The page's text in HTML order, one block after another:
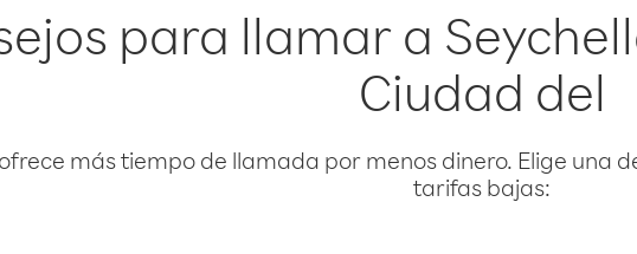
para llamar a
Ciudad del
más tiempo de llamada por menos dinero. Elige una
tarifas bajas: